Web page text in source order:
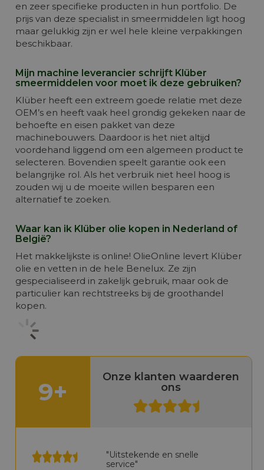
en zeer specifieke producten in hun portfolio. De
prijs van deze specialist in smeermiddelen ligt hoog
maar gelukkig zijn er wel hele kleine verpakkingen
beschikbaar.
Mijn machine leverancier schrijft Klüber
smeermiddelen voor moet ik deze gebruiken?
Klüber heeft een extreem goede relatie met deze
OEM’s en heeft vaak heel grondig gekeken naar de
behoefte en eisen pakket van deze
machinebouwers. Daardoor is het niet altijd
voordehand liggend om een algemeen product te
selecteren. Bovendien speelt garantie ook een
belangrijke rol. Als het verbruik niet heel hoog is
zouden wij u de moeite willen besparen een
alternatief te zoeken.
Waar kan ik Klüber olie kopen in Nederland of
België?
Het makkelijkste is online! OlieOnline levert Klüber
olie en vetten in de hele Benelux. Ze zijn
gespecialiseerd in zakelijk gebruik, maar ook de
particulier kan rechtstreeks bij de groothandel
kopen.
9+
Onze klanten waarderen
ons
"Uitstekende en snelle
service"